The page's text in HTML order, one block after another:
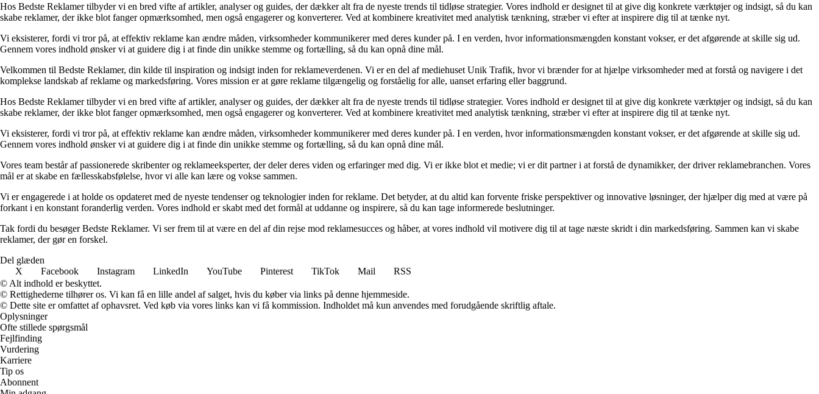
Hos Bedste Reklamer tilbyder vi en bred vifte af artikler, analyser og guides, der dækker alt fra de nyeste trends til tidløse strategier. Vores indhold er designet til at give dig konkrete værktøjer og indsigt, så du kan
skabe reklamer, der ikke blot fanger opmærksomhed, men også engagerer og konverterer. Ved at kombinere kreativitet med analytisk tænkning, stræber vi efter at inspirere dig til at tænke nyt.
Vi eksisterer, fordi vi tror på, at effektiv reklame kan ændre måden, virksomheder kommunikerer med deres kunder på. I en verden, hvor informationsmængden konstant vokser, er det afgørende at skille sig ud.
Gennem vores indhold ønsker vi at guidere dig i at finde din unikke stemme og fortælling, så du kan opnå dine mål.
Velkommen til Bedste Reklamer, din kilde til inspiration og indsigt inden for reklameverdenen. Vi er en del af mediehuset Unik Trafik, hvor vi brænder for at hjælpe virksomheder med at forstå og navigere i det
komplekse landskab af reklame og markedsføring. Vores mission er at gøre reklame tilgængelig og forståelig for alle, uanset erfaring eller baggrund.
Hos Bedste Reklamer tilbyder vi en bred vifte af artikler, analyser og guides, der dækker alt fra de nyeste trends til tidløse strategier. Vores indhold er designet til at give dig konkrete værktøjer og indsigt, så du kan
skabe reklamer, der ikke blot fanger opmærksomhed, men også engagerer og konverterer. Ved at kombinere kreativitet med analytisk tænkning, stræber vi efter at inspirere dig til at tænke nyt.
Vi eksisterer, fordi vi tror på, at effektiv reklame kan ændre måden, virksomheder kommunikerer med deres kunder på. I en verden, hvor informationsmængden konstant vokser, er det afgørende at skille sig ud.
Gennem vores indhold ønsker vi at guidere dig i at finde din unikke stemme og fortælling, så du kan opnå dine mål.
Vores team består af passionerede skribenter og reklameeksperter, der deler deres viden og erfaringer med dig. Vi er ikke blot et medie; vi er dit partner i at forstå de dynamikker, der driver reklamebranchen. Vores
mål er at skabe en fællesskabsfølelse, hvor vi alle kan lære og vokse sammen.
Vi er engagerede i at holde os opdateret med de nyeste tendenser og teknologier inden for reklame. Det betyder, at du altid kan forvente friske perspektiver og innovative løsninger, der hjælper dig med at være på
forkant i en konstant foranderlig verden. Vores indhold er skabt med det formål at uddanne og inspirere, så du kan tage informerede beslutninger.
Tak fordi du besøger Bedste Reklamer. Vi ser frem til at være en del af din rejse mod reklamesucces og håber, at vores indhold vil motivere dig til at tage næste skridt i din markedsføring. Sammen kan vi skabe
reklamer, der gør en forskel.
Del glæden
X
Facebook Instagram LinkedIn YouTube Pinterest TikTok Mail
RSS
© Alt indhold er beskyttet.
© Rettighederne tilhører os. Vi kan få en lille andel af salget, hvis du køber via links på denne hjemmeside.
© Dette site er omfattet af ophavsret. Ved køb via vores links kan vi få kommission. Indholdet må kun anvendes med forudgående skriftlig aftale.
Oplysninger
Ofte stillede spørgsmål
Fejlfinding
Vurdering
Karriere
Tip os
Abonnent